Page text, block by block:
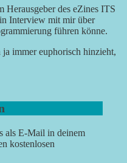
des eZines ITS
Interview mit mir über
führen könne.
immer euphorisch hinzieht,
als E-Mail in deinem
kostenlosen